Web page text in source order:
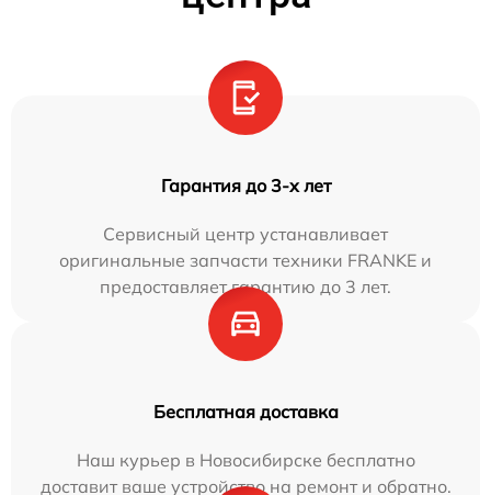
Гарантия до 3-х лет
Сервисный центр устанавливает
оригинальные запчасти техники FRANKE и
предоставляет гарантию до 3 лет.
Бесплатная доставка
Наш курьер в Новосибирске бесплатно
доставит ваше устройство на ремонт и обратно.